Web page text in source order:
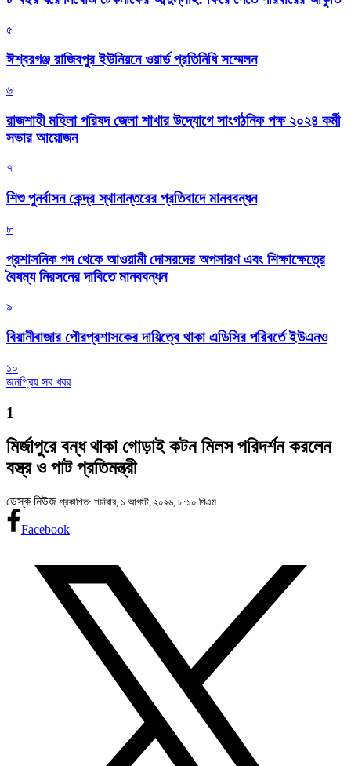
৫
ঈশ্বরগঞ্জ রাজিবপুর ইউনিয়নে ওয়ার্ড প্রতিনিধি সম্মেলন
৬
রাজশাহী মহিলা পরিষদ জেলা শাখার উদ্যোগে সাংগঠনিক পক্ষ ২০২৪ কর্মী
সভার আয়োজন
৭
শিশু পুনর্বাসন কেন্দ্র স্থানান্তরের প্রতিবাদে মানববন্ধন
৮
প্রশাসনিক পদ থেকে আওয়ামী দোসরদের অপসারণ এবং শিক্ষাক্ষেত্রে
বৈষম্য নিরসনের দাবিতে মানববন্ধন
৯
বিয়ানীবাজার পৌরপ্রশাসকের দায়িত্বে থাকা এডিসির পরিবর্তে ইউএনও
১০
জনপ্রিয় সব খবর
1
মির্জাপুরে বন্ধ থাকা গোড়াই কটন মিলস পরিদর্শন করলেন
বস্ত্র ও পাট প্রতিমন্ত্রী
ডেস্ক নিউজ প্রকাশিত: শনিবার, ১ আগস্ট, ২০২৬, ৮:১০ পিএম
Facebook